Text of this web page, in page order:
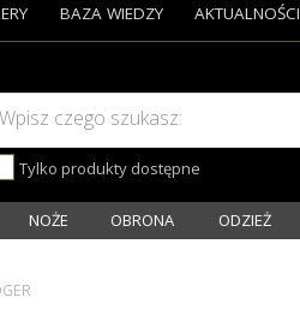
Wpisz czego szukasz:
Tylko produkty dostępne
BAZA WIEDZY AKTUALNOŚCI
NOŻE OBRONA ODZIEŻ